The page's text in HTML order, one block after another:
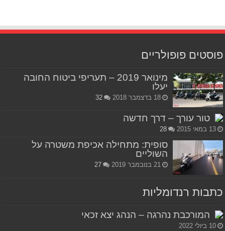
פוסטים פופולריים
מינואר 2019 – תעריפי ביטוח החובה
יעלו
18 בדצמבר 2018 32
טור עורך – דרך חדשה
13 במאי 2015 28
סופית: מתחילה אכיפת משטרה על
השוליים
21 בנובמבר 2019 27
כתבות רנדומליות
המורכבת נהרגה – הנהג יצא זכאי
10 ביולי 2022